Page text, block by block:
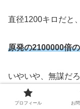
直径1200キロだと
原発の2100000倍
いやいや、無謀だ
た。
プロフィール お